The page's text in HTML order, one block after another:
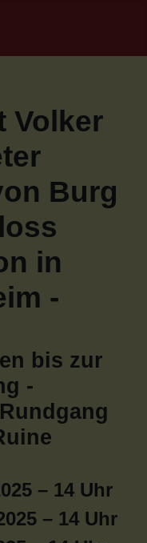
Volker
Burg
in
-
bis zur
-
– 14 Uhr
– 14 Uhr